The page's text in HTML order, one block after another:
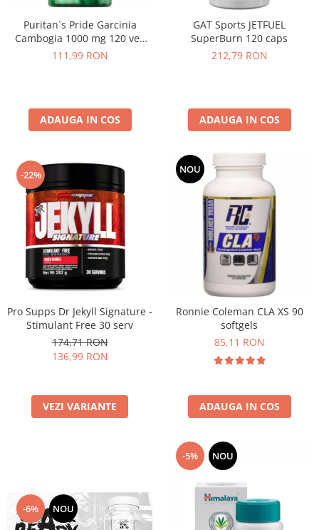
Puritan`s Pride Garcinia
Cambogia 1000 mg 120 veg
caps
111,99 RON
ADAUGA IN COS
GAT Sports JETFUEL
SuperBurn 120 caps
212,79 RON
ADAUGA IN COS
-22%
Pro Supps Dr Jekyll Signature -
Stimulant Free 30 serv
174,71 RON
136,99 RON
VEZI VARIANTE
NOU
Ronnie Coleman CLA XS 90
softgels
85,11 RON
ADAUGA IN COS
-6% NOU
-5% NOU